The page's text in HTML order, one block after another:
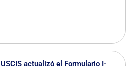
USCIS actualizó el Formulario I-